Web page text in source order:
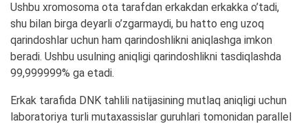
Ushbu xromosoma ota tarafdan erkakdan erkakka o’tadi,
shu bilan birga deyarli o’zgarmaydi, bu hatto eng uzoq
qarindoshlar uchun ham qarindoshlikni aniqlashga imkon
beradi. Ushbu usulning aniqligi qarindoshlikni tasdiqlashda
99,999999% ga etadi.
Erkak tarafida DNK tahlili natijasining mutlaq aniqligi uchun
laboratoriya turli mutaxassislar guruhlari tomonidan parallel